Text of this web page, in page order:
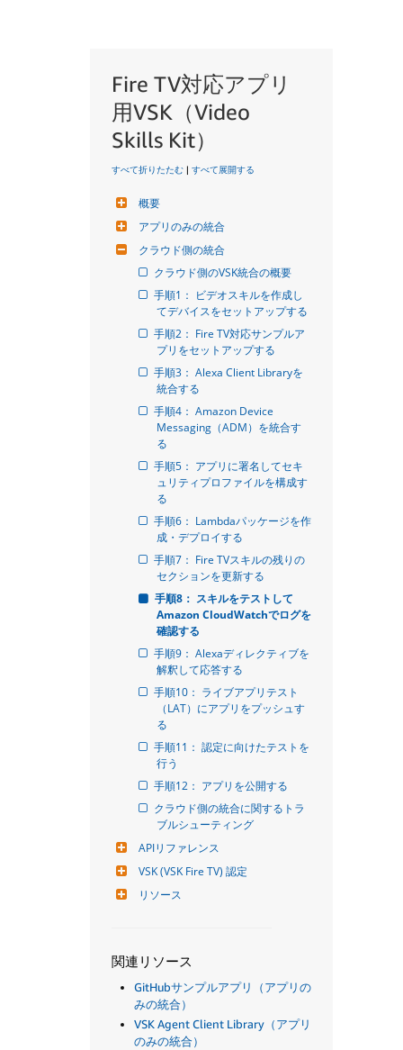
Fire TV対応アプリ
用VSK（Video
Skills Kit）
すべて折りたたむ | すべて展開する
概要
アプリのみの統合
クラウド側の統合
クラウド側のVSK統合の概要
手順1： ビデオスキルを作成し
てデバイスをセットアップする
手順2： Fire TV対応サンプルア
プリをセットアップする
手順3： Alexa Client Libraryを
統合する
手順4： Amazon Device
Messaging（ADM）を統合す
る
手順5： アプリに署名してセキ
ュリティプロファイルを構成す
る
手順6： Lambdaパッケージを作
成・デプロイする
手順7： Fire TVスキルの残りの
セクションを更新する
手順8： スキルをテストして
Amazon CloudWatchでログを
確認する
手順9： Alexaディレクティブを
解釈して応答する
手順10： ライブアプリテスト
（LAT）にアプリをプッシュす
る
手順11： 認定に向けたテストを
行う
手順12： アプリを公開する
クラウド側の統合に関するトラ
ブルシューティング
APIリファレンス
VSK (VSK Fire TV) 認定
リソース
関連リソース
GitHubサンプルアプリ（アプリの
みの統合）
VSK Agent Client Library（アプリ
のみの統合）